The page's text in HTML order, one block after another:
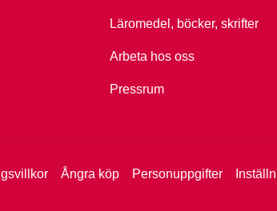
Läromedel, böcker, skrifter
Arbeta hos oss
Pressrum
Ångra köp Personuppgifter